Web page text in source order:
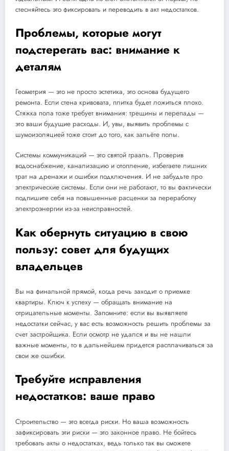
стесняйтесь это фиксировать и переводить в акт недостатков.
Проблемы, которые могут
подстерегать вас: внимание к
деталям
Геометрия — это не просто эстетика, это основа будущего
ремонта. Если стена кривовата, плитка будет ложиться плохо.
Стяжка пола тоже требует внимания: трещины и перепады —
это ваши будущие расходы. И, увы, выявить проблемы с
шумоизоляцией тоже стоит до того, как зальёте полы.
Системы коммуникаций — это святой грааль. Проверив
водоснабжение, канализацию и отопление, избегаете лишних
трат на дренажи и ошибки подключения. И не забудьте про
электрические системы. Если они не работают, то вы фактически
подпишите себя на повышенные расценки за переработку
электроэнергии из-за неисправностей.
Как обернуть ситуацию в свою
пользу: совет для будущих
владельцев
Вы на финальной прямой, когда речь заходит о приемке
квартиры. Ключ к успеху — обращать внимание на
отрицательные моменты. Запомните: если вы выявляете
недостатки сейчас, у вас есть возможность решить проблемы за
счет застройщика. Если осмотр не удался и вы не нашли
важные моменты, то в дальнейшем придется расплачиваться за
свои же ошибки.
Требуйте исправления
недостатков: ваше право
Строительство — это всегда риски. Но ваша возможность
зафиксировать эти риски — это законное право. Не бойтесь
требовать акты о недостатках, ведь только так вы сможете